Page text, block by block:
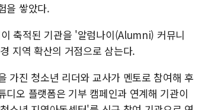
을 쌓았다.
축적된 기관을 '알럼나이(Alumni) 커뮤니
지역 확산의 거점으로 삼는다.
가진 청소년 리더와 교사가 멘토로 참여해 후
오 플랫폼은 기부 캠페인과 연계해 기관이